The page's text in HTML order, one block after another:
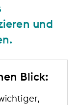
und
Blick: